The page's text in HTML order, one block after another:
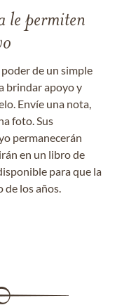
le permiten
de un simple
brindar apoyo y
Envíe una nota,
foto. Sus
permanecerán
en un libro de
para que la
los años.